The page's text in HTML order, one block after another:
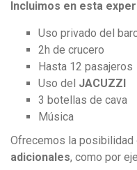
Incluimos en esta
Uso privado del
2h de crucero
Hasta 12 pasajeros
Uso del JACUZZI
3 botellas de cava
Música
Ofrecemos la posibilidad
adicionales, como por